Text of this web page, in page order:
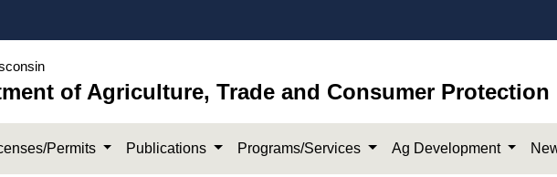
of Agriculture, Trade and Consumer Protection
Permits Publications Programs/Services Ag Development